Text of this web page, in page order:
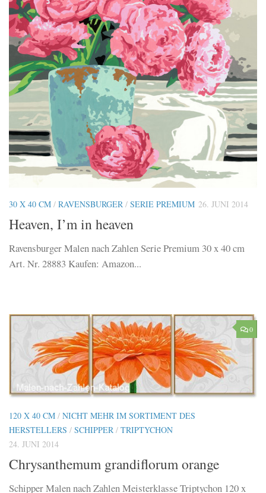
30 X 40 CM / RAVENSBURGER / SERIE PREMIUM 26. JUNI 2014
Heaven, I’m in heaven
Ravensburger Malen nach Zahlen Serie Premium 30 x 40 cm
Art. Nr. 28883 Kaufen: Amazon...
0
120 X 40 CM / NICHT MEHR IM SORTIMENT DES
HERSTELLERS / SCHIPPER / TRIPTYCHON
24. JUNI 2014
Chrysanthemum grandiflorum orange
Schipper Malen nach Zahlen Meisterklasse Triptychon 120 x